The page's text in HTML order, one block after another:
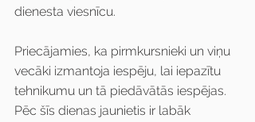
dienesta viesnīcu.
Priecājamies, ka pirmkursnieki un viņu
vecāki izmantoja iespēju, lai iepazītu
tehnikumu un tā piedāvātās iespējas.
Pēc šīs dienas jaunietis ir labāk